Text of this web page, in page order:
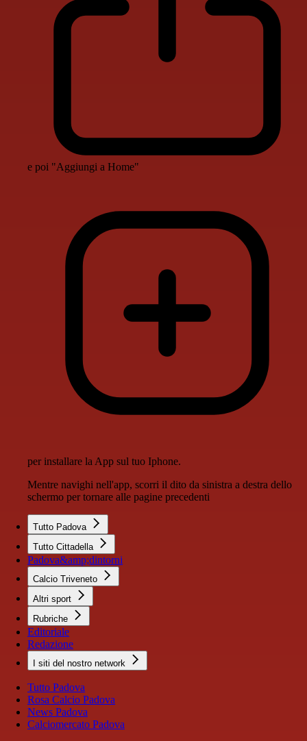
e poi "Aggiungi a Home"
per installare la App sul tuo Iphone.
Mentre navighi nell'app, scorri il dito da sinistra a destra dello
schermo per tornare alle pagine precedenti
Tutto Padova
Tutto Cittadella
Padova&amp;dintorni
Calcio Triveneto
Altri sport
Rubriche
Editoriale
Redazione
I siti del nostro network
Tutto Padova
Rosa Calcio Padova
News Padova
Calciomercato Padova